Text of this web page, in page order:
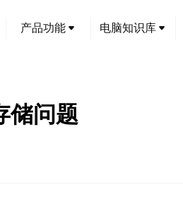
产品功能 电脑知识库
储问题